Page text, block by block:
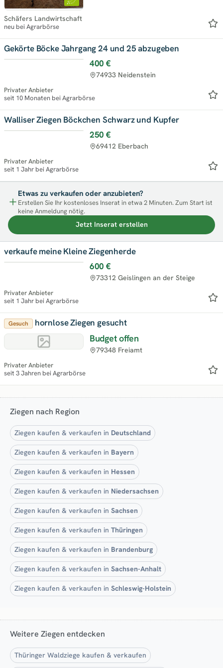
Schäfers Landwirtschaft
neu bei Agrarbörse
Gekörte Böcke Jahrgang 24 und 25 abzugeben
400 €
74933 Neidenstein
Privater Anbieter
seit 10 Monaten bei Agrarbörse
Walliser Ziegen Böckchen Schwarz und Kupfer
250 €
69412 Eberbach
Privater Anbieter
seit 1 Jahr bei Agrarbörse
Etwas zu verkaufen oder anzubieten?
Erstellen Sie Ihr kostenloses Inserat in etwa 2 Minuten. Zum Start ist
keine Anmeldung nötig.
Jetzt Inserat erstellen
verkaufe meine Kleine Ziegenherde
600 €
73312 Geislingen an der Steige
Privater Anbieter
seit 1 Jahr bei Agrarbörse
Gesuch hornlose Ziegen gesucht
Budget offen
79348 Freiamt
Privater Anbieter
seit 3 Jahren bei Agrarbörse
Ziegen nach Region
Ziegen kaufen & verkaufen in Deutschland
Ziegen kaufen & verkaufen in Bayern
Ziegen kaufen & verkaufen in Hessen
Ziegen kaufen & verkaufen in Niedersachsen
Ziegen kaufen & verkaufen in Sachsen
Ziegen kaufen & verkaufen in Thüringen
Ziegen kaufen & verkaufen in Brandenburg
Ziegen kaufen & verkaufen in Sachsen-Anhalt
Ziegen kaufen & verkaufen in Schleswig-Holstein
Weitere Ziegen entdecken
Thüringer Waldziege kaufen & verkaufen